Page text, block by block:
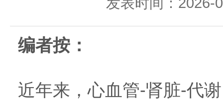
编者按：
近年来，心血管-肾脏-代